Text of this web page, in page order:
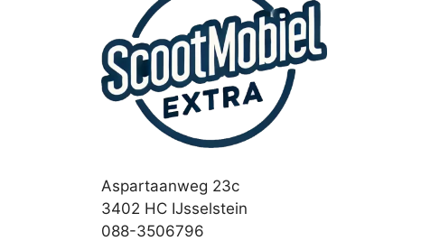
Aspartaanweg 23c
3402 HC IJsselstein
088-3506796